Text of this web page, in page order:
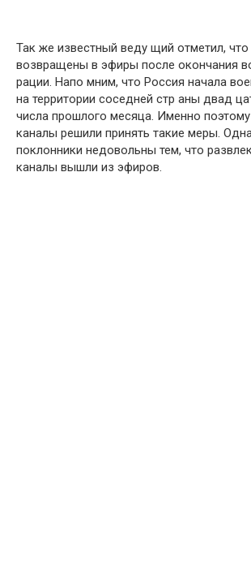
Так же известный веду щий отметил,
возвращены в эфиры после окончания
рации. Напо мним, что Россия начала
на территории соседней стр аны двад
числа прошлого месяца. Именно
каналы решили принять такие меры.
поклонники недовольны тем, что
каналы вышли из эфиров.